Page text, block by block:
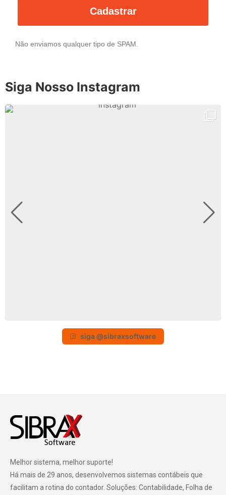
Cadastrar
Não enviamos qualquer tipo de SPAM.
Siga Nosso Instagram
siga @sibraxsoftware
Melhor sistema, melhor suporte!
Há mais de 29 anos, desenvolvemos sistemas contábeis que
facilitam a rotina do contador. Soluções: Contabilidade, Folha de